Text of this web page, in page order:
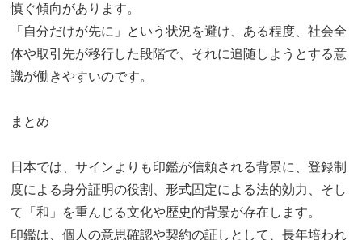
慎ぐ傾向があります。
「自分だけが先に」という状況を避け、ある程度、社会全
体や取引先が移行した段階で、それに追随しようとする意
識が働きやすいのです。
まとめ
日本では、サインよりも印鑑が信頼される背景に、登録制
度による身分証明の役割、形式固定による法的効力、そし
て「和」を重んじる文化や歴史的背景が存在します。
印鑑は、個人の意思確認や契約の証しとして、長年培われ